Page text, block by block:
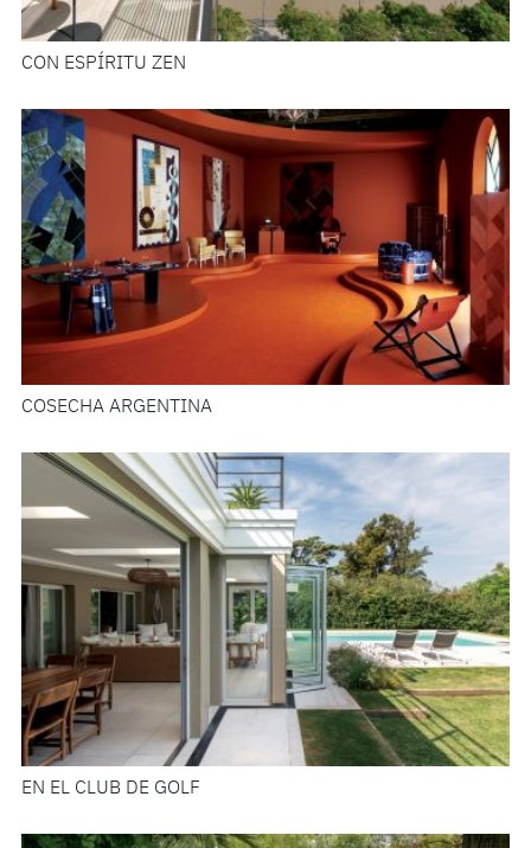
CON ESPÍRITU ZEN
COSECHA ARGENTINA
EN EL CLUB DE GOLF